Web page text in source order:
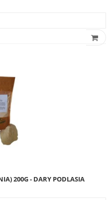
200G - DARY PODLASIA